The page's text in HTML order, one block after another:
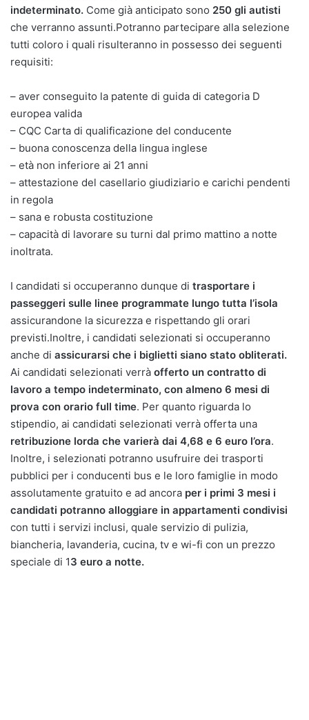
indeterminato. Come già anticipato sono 250 gli autisti
che verranno assunti.Potranno partecipare alla selezione
tutti coloro i quali risulteranno in possesso dei seguenti
requisiti:
– aver conseguito la patente di guida di categoria D
europea valida
– CQC Carta di qualificazione del conducente
– buona conoscenza della lingua inglese
– età non inferiore ai 21 anni
– attestazione del casellario giudiziario e carichi pendenti
in regola
– sana e robusta costituzione
– capacità di lavorare su turni dal primo mattino a notte
inoltrata.
I candidati si occuperanno dunque di trasportare i
passeggeri sulle linee programmate lungo tutta l’isola
assicurandone la sicurezza e rispettando gli orari
previsti.Inoltre, i candidati selezionati si occuperanno
anche di assicurarsi che i biglietti siano stato obliterati.
Ai candidati selezionati verrà offerto un contratto di
lavoro a tempo indeterminato, con almeno 6 mesi di
prova con orario full time. Per quanto riguarda lo
stipendio, ai candidati selezionati verrà offerta una
retribuzione lorda che varierà dai 4,68 e 6 euro l’ora.
Inoltre, i selezionati potranno usufruire dei trasporti
pubblici per i conducenti bus e le loro famiglie in modo
assolutamente gratuito e ad ancora per i primi 3 mesi i
candidati potranno alloggiare in appartamenti condivisi
con tutti i servizi inclusi, quale servizio di pulizia,
biancheria, lavanderia, cucina, tv e wi-fi con un prezzo
speciale di 13 euro a notte.